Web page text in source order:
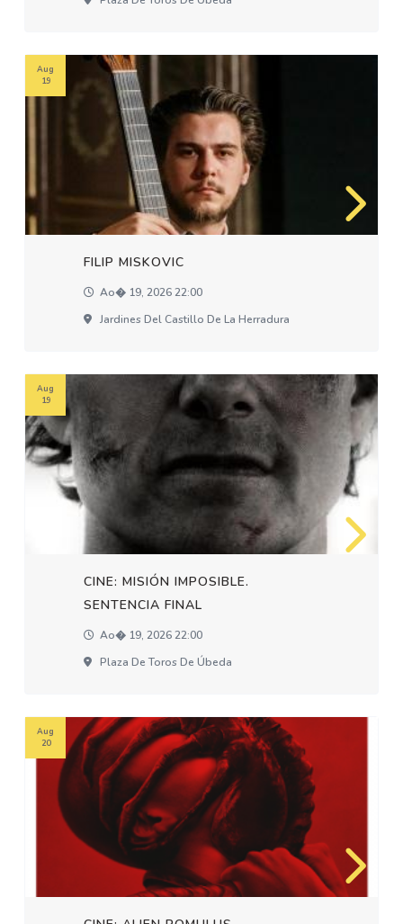
FILIP MISKOVIC
Ao� 19, 2026 22:00
Jardines Del Castillo De La Herradura
Aug
19
CINE: MISIÓN IMPOSIBLE.
SENTENCIA FINAL
Ao� 19, 2026 22:00
Plaza De Toros De Úbeda
Aug
19
Aug
20